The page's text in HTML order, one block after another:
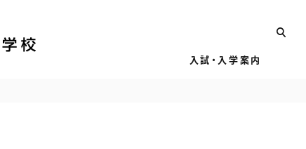
入試・入学案内